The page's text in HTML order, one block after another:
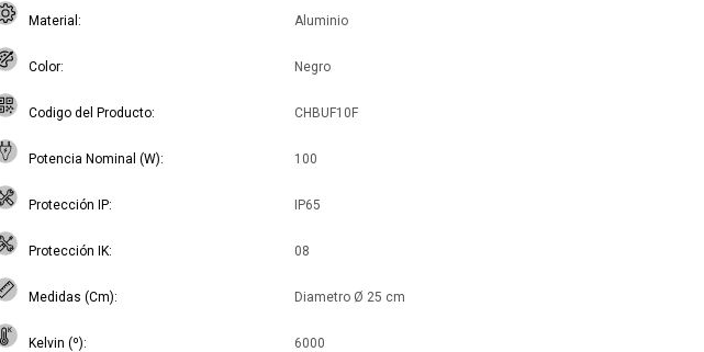
Material Aluminio
Color Negro
Codigo del Producto CHBUF10F
Potencia Nominal (W) 100
Protección IP IP65
Protección IK 08
Medidas (Cm) Diametro Ø 25 cm
Kelvin (º) 6000